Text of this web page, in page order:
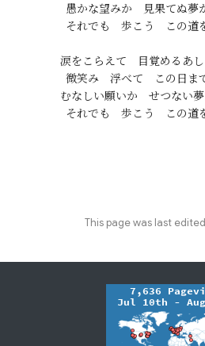
愚かな望みか　見果てぬ夢
それでも　歩こう　この道
涙をこらえて　目覚めるあ
微笑み　浮べて　この日ま
むなしい願いか　せつない
This page was last